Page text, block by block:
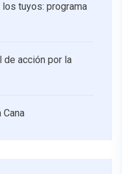
tuyos: programa
de acción por la